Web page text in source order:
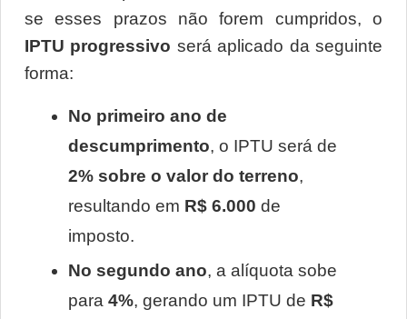
IPTU progressivo será aplicado da seguinte
forma:
No primeiro ano de
descumprimento
2% sobre o valor do terreno,
resultando em R$ 6.000 de
imposto.
No segundo ano, a alíquota sobe
para 4%, gerando um IPTU de R$